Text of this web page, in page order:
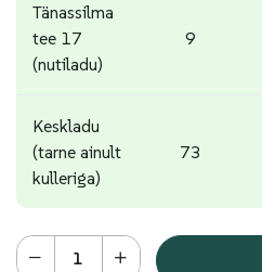
Tänassilma
tee 17
(nutiladu)
9
Keskladu
(tarne ainult
kulleriga)
73